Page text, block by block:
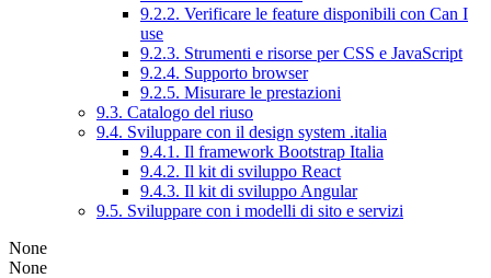
9.2.2. Verificare le feature disponibili con Can I
use
9.2.3. Strumenti e risorse per CSS e JavaScript
9.2.4. Supporto browser
9.2.5. Misurare le prestazioni
9.3. Catalogo del riuso
9.4. Sviluppare con il design system .italia
9.4.1. Il framework Bootstrap Italia
9.4.2. Il kit di sviluppo React
9.4.3. Il kit di sviluppo Angular
9.5. Sviluppare con i modelli di sito e servizi
None
None